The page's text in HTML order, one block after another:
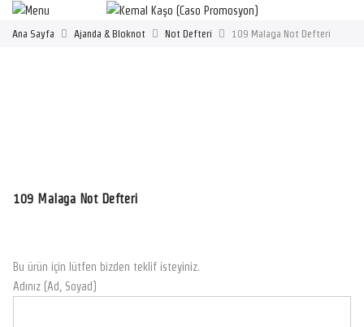
Ana Sayfa Ajanda & Bloknot Not Defteri 109 Malaga Not Defteri
109 Malaga Not Defteri
Bu ürün için lütfen bizden teklif isteyiniz.
Adınız (Ad, Soyad)